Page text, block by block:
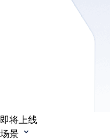
即将上线
场景